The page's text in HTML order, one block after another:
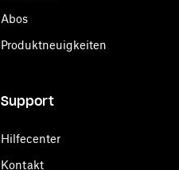
Abos
Produktneuigkeiten
Support
Hilfecenter
Kontakt